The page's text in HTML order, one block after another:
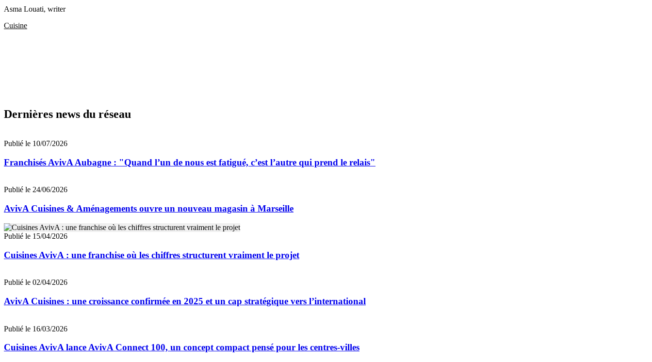
Asma Louati, writer
Cuisine
Dernières news du réseau
Publié le 10/07/2026
Franchisés AvivA Aubagne : "Quand l’un de nous est fatigué, c’est l’autre qui prend le relais"
Publié le 24/06/2026
AvivA Cuisines & Aménagements ouvre un nouveau magasin à Marseille
Publié le 15/04/2026
Cuisines AvivA : une franchise où les chiffres structurent vraiment le projet
Publié le 02/04/2026
AvivA Cuisines : une croissance confirmée en 2025 et un cap stratégique vers l’international
Publié le 16/03/2026
Cuisines AvivA lance AvivA Connect 100, un concept compact pensé pour les centres-villes